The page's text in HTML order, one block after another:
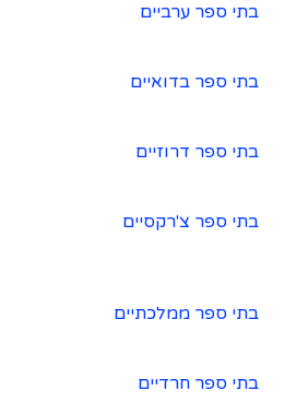
בתי ספר ערביים
בתי ספר בדואיים
בתי ספר דרוזיים
בתי ספר צ'רקסיים
בתי ספר ממלכתיים
בתי ספר חרדיים